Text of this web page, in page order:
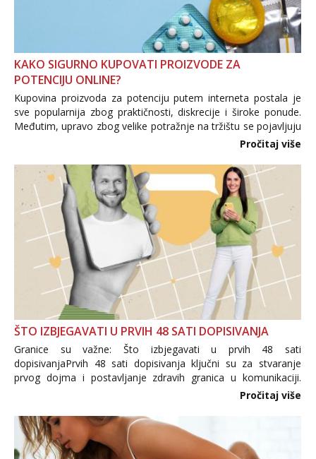
KAKO SIGURNO KUPOVATI PROIZVODE ZA
POTENCIJU ONLINE?
Kupovina proizvoda za potenciju putem interneta postala je
sve popularnija zbog praktičnosti, diskrecije i široke ponude.
Međutim, upravo zbog velike potražnje na tržištu se pojavljuju
i brojni krivotvoreni proizvodi, nepouzdane internetske
Pročitaj više
ŠTO IZBJEGAVATI U PRVIH 48 SATI DOPISIVANJA
Granice su važne: Što izbjegavati u prvih 48 sati
dopisivanjaPrvih 48 sati dopisivanja ključni su za stvaranje
prvog dojma i postavljanje zdravih granica u komunikaciji.
Važno je izbjeći prebrzo otkrivanje osobnih ili intimnih
informacija, jer nepoznata osoba još nije zaslužila to
povjerenje. Takođe...
Pročitaj više